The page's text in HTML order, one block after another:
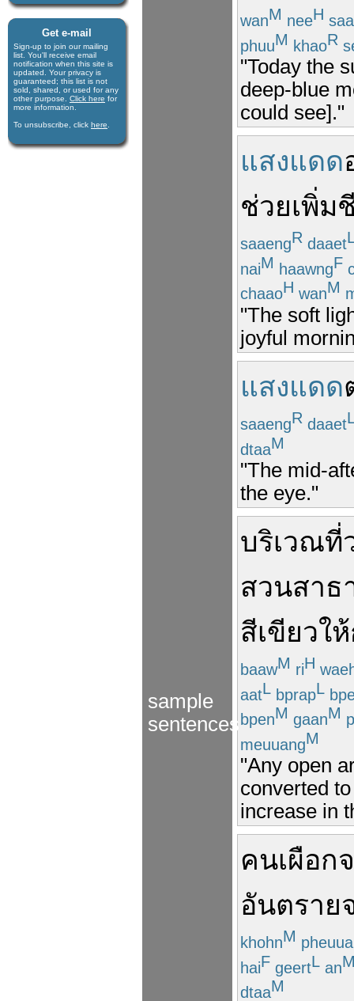
Get e-mail
Sign-up to join our mail­ing
list. You'll receive e­mail
notification when this site is
updated. Your privacy is
guaran­teed; this list is not
sold, shared, or used for any
other purpose. Click here for
more infor­mation.
To unsubscribe, click here
sample
sentences
wanM neeH
phuuM khaoR
"Today the
deep-blue
could see]."
แสงแดด
ช่วยเพิ่ม
saaengR daaet
naiM haawngF
chaaoH wanM
"The soft
joyful
แสงแดด
saaengR daaet
dtaaM
"The mid-
the eye."
บริเวณที่
สวนสาธ
สีเขียวให้
baawM riH
aatL bprapL
bpenM gaanM
meuuangM
"Any open
converted
increase in
คนเผือก
อันตราย
khohnM
haiF geertL an
dtaaM